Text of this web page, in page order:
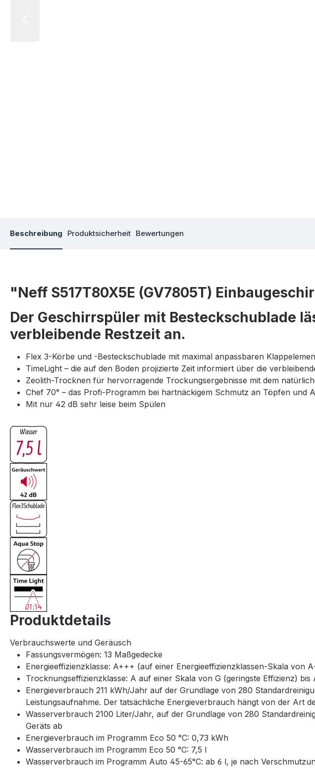
Beschreibung Produktsicherheit Bewertungen
"Neff S517T80X5E (GV7805T)
Der Geschirrspüler mit Besteckschublade
verbleibende Restzeit an.
Flex 3-Körbe und -Besteckschublade mit maximal anpassbaren
TimeLight – die auf den Boden projizierte Zeit informiert über die
Zeolith-Trocknen für hervorragende Trockungsergebnisse mit dem
Chef 70° – das Profi-Programm bei hartnäckigem Schmutz an Töpfen und
Mit nur 42 dB sehr leise beim Spülen
Produktdetails
Verbrauchswerte und Geräusch
Fassungsvermögen: 13 Maßgedecke
Energieeffizienzklasse: A+++ (auf einer Energieeffizienzklassen-Skala von
Trocknungseffizienzklasse: A auf einer Skala von G (geringste Effizienz) bis
Energieverbrauch 211 kWh/Jahr auf der Grundlage von 280
Leistungsaufnahme. Der tatsächliche Energieverbrauch hängt von der Art
Wasserverbrauch 2100 Liter/Jahr, auf der Grundlage von 280
Geräts ab
Energieverbrauch im Programm Eco 50 °C: 0,73 kWh
Wasserverbrauch im Programm Eco 50 °C: 7,5 l
Wasserverbrauch im Programm Auto 45-65°C: ab 6 l, je nach